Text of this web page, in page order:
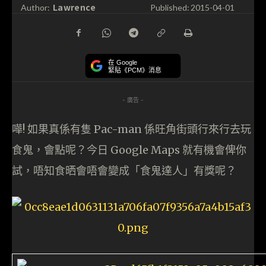
Author: Lawrence Published:2015-04-01
在 Google
緊貼《PCM》消息
- 廣告 -
嘩! 如果真係有隻 Pac-man 係旺角街頭行來行去玩
食鬼，會點呢？今日 Google Maps 就有機會俾你
試，唔知食晒會唔會變成「食鬼達人」有獎呢？